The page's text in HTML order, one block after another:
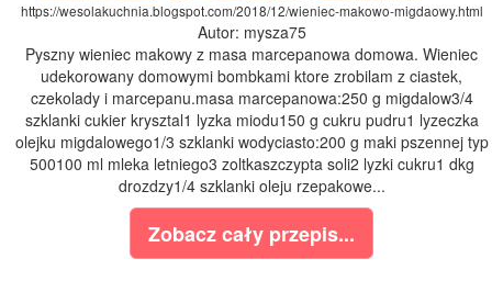
https://wesolakuchnia.blogspot.com/2018/12/wieniec-makowo-migdaowy.html
Autor: mysza75
Pyszny wieniec makowy z masa marcepanowa domowa. Wieniec
udekorowany domowymi bombkami ktore zrobilam z ciastek,
czekolady i marcepanu.masa marcepanowa:250 g migdalow3/4
szklanki cukier krysztal1 lyzka miodu150 g cukru pudru1 lyzeczka
olejku migdalowego1/3 szklanki wodyciasto:200 g maki pszennej typ
500100 ml mleka letniego3 zoltkaszczypta soli2 lyzki cukru1 dkg
drozdzy1/4 szklanki oleju rzepakowe...
Zobacz cały przepis...